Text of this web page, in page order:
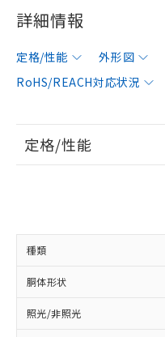
詳細情報
定格/性能 外形図
RoHS/REACH対応状況
定格/性能
種類
胴体形状
照光/非照光